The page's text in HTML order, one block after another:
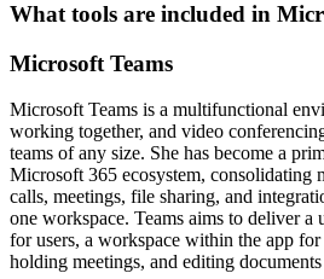
What tools are included in
Microsoft Teams
Microsoft Teams is a multifunctional
working together, and video
teams of any size. She has become a
Microsoft 365 ecosystem, consolidating
calls, meetings, file sharing, and
one workspace. Teams aims to deliver
for users, a workspace within the app
holding meetings, and editing documents